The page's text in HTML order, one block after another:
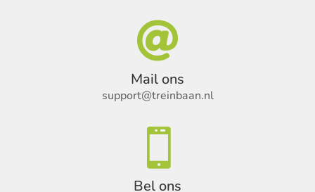

Mail ons
support@treinbaan.nl

Bel ons